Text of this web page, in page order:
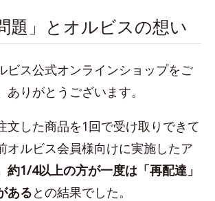
題」とオルビスの想い
ビス公式オンラインショップをご
りがとうございます。
文した商品を1回で受け取りできて
オルビス会員様向けに実施したア
約1/4以上の方が一度は「再配達」
あるとの結果でした。